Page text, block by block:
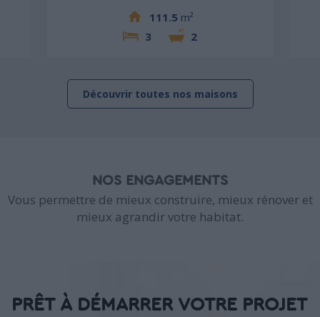
111.5 m²
3
2
Découvrir toutes nos maisons
NOS ENGAGEMENTS
Vous permettre de mieux construire, mieux rénover et
mieux agrandir votre habitat.
PRÊT À DÉMARRER VOTRE PROJET